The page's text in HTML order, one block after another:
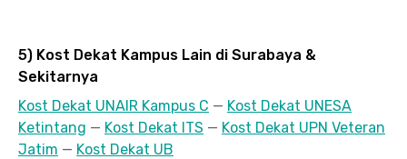
5) Kost Dekat Kampus Lain di Surabaya &
Sekitarnya
Kost Dekat UNAIR Kampus C — Kost Dekat UNESA
Ketintang — Kost Dekat ITS — Kost Dekat UPN Veteran
Jatim — Kost Dekat UB